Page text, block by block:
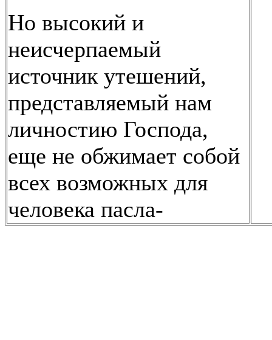
Но высокий и
неисчерпаемый
источник утешений,
представляемый нам
личностию Господа,
еще не обжимает собой
всех возможных для
человека пасла-